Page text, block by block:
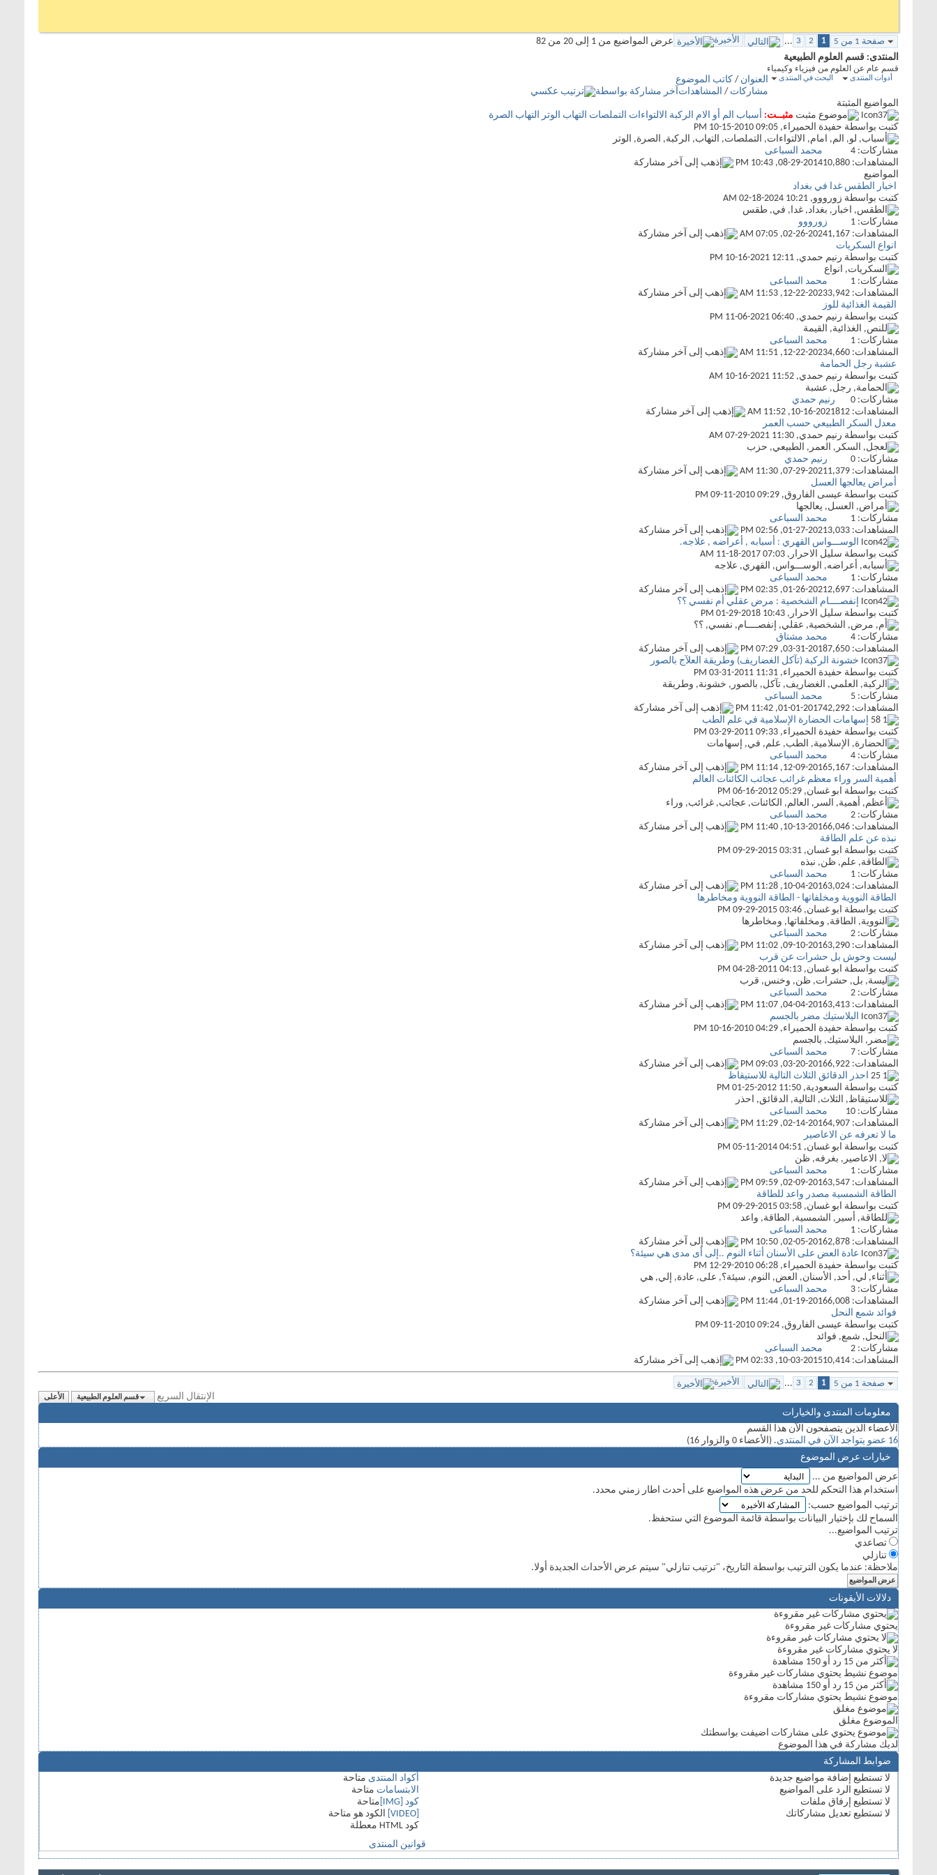
صفحة 1 من 5 1
2
3
... الأخيرة
عرض المواضيع من 1 إلى 20 من 82
المنتدى: قسم العلوم الطبيعية
قسم عام عن العلوم من فيزياء وكيمياء
أدوات المنتدى البحث في المنتدى العنوان / كاتب الموضوع
مشاركات / المشاهداتآخر مشاركة بواسطة
المواضيع المثبتة
مثبــت: أسباب الم أو الام الركبة الالتواءات التملصات التهاب الوتر التهاب الصرة
كتبت بواسطة حفيدة الحميراء‏, 10-15-2010 09:05 PM
مشاركات: 4
المشاهدات: 10,880
محمد السباعى
08-29-2014,
10:43 PM
المواضيع
اخبار الطقس غدا في بغداد
كتبت بواسطة زورووو‏, 02-18-2024 10:21 AM
مشاركات: 1
المشاهدات: 1,167
زورووو
02-26-2024,
07:05 AM
انواع السكريات
كتبت بواسطة رنيم حمدي‏, 10-16-2021 12:11 PM
مشاركات: 1
المشاهدات: 3,942
محمد السباعى
12-22-2023,
11:53 AM
القيمة الغذائية للوز
كتبت بواسطة رنيم حمدي‏, 11-06-2021 06:40 PM
مشاركات: 1
المشاهدات: 4,660
محمد السباعى
12-22-2023,
11:51 AM
عشبة رجل الحمامة
كتبت بواسطة رنيم حمدي‏, 10-16-2021 11:52 AM
مشاركات: 0
المشاهدات: 812
رنيم حمدي
10-16-2021,
11:52 AM
معدل السكر الطبيعي حسب العمر
كتبت بواسطة رنيم حمدي‏, 07-29-2021 11:30 AM
مشاركات: 0
المشاهدات: 1,379
رنيم حمدي
07-29-2021,
11:30 AM
أمراض يعالجها العسل
كتبت بواسطة عيسى الفاروق‏, 09-11-2010 09:29 PM
مشاركات: 1
المشاهدات: 3,033
محمد السباعى
01-27-2021,
02:56 PM
الوســـواس القهري : أسبابه , أعراضه , علاجه.
كتبت بواسطة سليل الاحرار ‏, 11-18-2017 07:03 AM
مشاركات: 1
المشاهدات: 2,697
محمد السباعى
01-26-2021,
02:35 PM
إنفصــــام الشخصية : مرض عقلي أم نفسي ؟؟
كتبت بواسطة سليل الاحرار ‏, 01-29-2018 10:43 PM
مشاركات: 4
المشاهدات: 7,650
محمد مشتاق
03-31-2018,
07:29 PM
خشونة الركبة (تآكل الغضاريف) وطريقة العلآج بالصور
كتبت بواسطة حفيدة الحميراء‏, 03-31-2011 11:31 PM
مشاركات: 5
المشاهدات: 42,292
محمد السباعى
01-01-2017,
11:42 PM
إسهامات الحضارة الإسلامية في علم الطب
كتبت بواسطة حفيدة الحميراء‏, 03-29-2011 09:33 PM
مشاركات: 4
المشاهدات: 5,167
محمد السباعى
12-09-2016,
11:14 PM
أهمية السر وراء معظم غرائب عجائب الكائنات العالم
كتبت بواسطة ابو غسان‏, 06-16-2012 05:29 PM
مشاركات: 2
المشاهدات: 6,046
محمد السباعى
10-13-2016,
11:40 PM
نبذه عن علم الطاقة
كتبت بواسطة ابو غسان‏, 09-29-2015 03:31 PM
مشاركات: 1
المشاهدات: 3,024
محمد السباعى
10-04-2016,
11:28 PM
الطاقة النووية ومخلفاتها - الطاقة النووية ومخاطرها
كتبت بواسطة ابو غسان‏, 09-29-2015 03:46 PM
مشاركات: 2
المشاهدات: 3,290
محمد السباعى
09-10-2016,
11:02 PM
ليست وحوش بل حشرات عن قرب
كتبت بواسطة ابو غسان‏, 04-28-2011 04:13 PM
مشاركات: 2
المشاهدات: 3,413
محمد السباعى
04-04-2016,
11:07 PM
البلاستيك مضر بالجسم
كتبت بواسطة حفيدة الحميراء‏, 10-16-2010 04:29 PM
مشاركات: 7
المشاهدات: 6,922
محمد السباعى
03-20-2016,
09:03 PM
احذر الدقائق الثلاث التالية للاستيقاظ
كتبت بواسطة السعودية‏, 01-25-2012 11:50 PM
مشاركات: 10
المشاهدات: 4,907
محمد السباعى
02-14-2016,
11:29 PM
ما لا تعرفه عن الاعاصير
كتبت بواسطة ابو غسان‏, 05-11-2014 04:51 PM
مشاركات: 1
المشاهدات: 3,547
محمد السباعى
02-09-2016,
09:59 PM
الطاقة الشمسية مصدر واعد للطاقة
كتبت بواسطة ابو غسان‏, 09-29-2015 03:58 PM
مشاركات: 1
المشاهدات: 2,878
محمد السباعى
02-05-2016,
10:50 PM
عادة العض على الأسنان أثناء النوم ..إلى أى مدى هي سيئة؟
كتبت بواسطة حفيدة الحميراء‏, 12-29-2010 06:28 PM
مشاركات: 3
المشاهدات: 6,008
محمد السباعى
01-19-2016,
11:44 PM
فوائد شمع النحل
كتبت بواسطة عيسى الفاروق‏, 09-11-2010 09:24 PM
مشاركات: 2
المشاهدات: 10,414
محمد السباعى
10-03-2015,
02:33 PM
صفحة 1 من 5 1
2
3
... الأخيرة
الإنتقال السريع قسم العلوم الطبيعية الأعلى
معلومات المنتدى والخيارات
الأعضاء الذين يتصفحون الآن هذا القسم
16 عضو يتواجد الآن في المنتدى
. (الأعضاء 0 والزوار 16)
خيارات عرض الموضوع
عرض المواضيع من ...
استخدام هذا التحكم للحد من عرض هذه المواضيع على أحدث اطار زمني محدد.
ترتيب المواضيع حسب:
السماح لك بإختيار البيانات بواسطة قائمة الموضوع التي ستحفظ.
ترتيب المواضيع...
تصاعدي
تنازلي
ملاحظة: عندما يكون الترتيب بواسطة التاريخ، "ترتيب تنازلي" سيتم عرض الأحداث الجديدة أولا.
دلالات الأيقونات
يحتوي مشاركات غير مقروءة
لا يحتوي مشاركات غير مقروءة
موضوع نشيط يحتوي مشاركات غير مقروءة
موضوع نشيط يحتوي مشاركات مقروءة
الموضوع مغلق
لديك مشاركة في هذا الموضوع
ضوابط المشاركة
لا تستطيع إضافة مواضيع جديدة
لا تستطيع الرد على المواضيع
لا تستطيع إرفاق ملفات
لا تستطيع تعديل مشاركاتك
أكواد المنتدى متاحة
الابتسامات متاحة
كود [IMG]
متاحة
[VIDEO]
الكود هو متاحة
كود HTML
معطلة
قوانين المنتدى